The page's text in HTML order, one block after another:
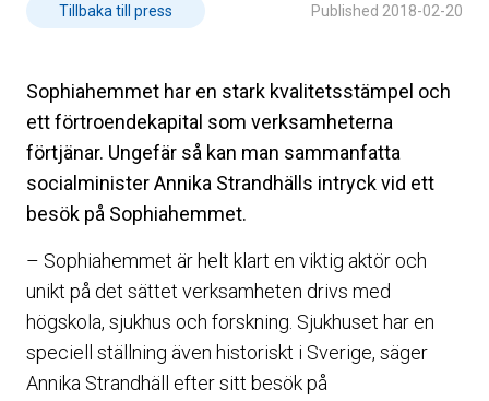
Tillbaka till press Published 2018-02-20
Sophiahemmet har en stark kvalitetsstämpel och
ett förtroendekapital som verksamheterna
förtjänar. Ungefär så kan man sammanfatta
socialminister Annika Strandhälls intryck vid ett
besök på Sophiahemmet.
– Sophiahemmet är helt klart en viktig aktör och
unikt på det sättet verksamheten drivs med
högskola, sjukhus och forskning. Sjukhuset har en
speciell ställning även historiskt i Sverige, säger
Annika Strandhäll efter sitt besök på